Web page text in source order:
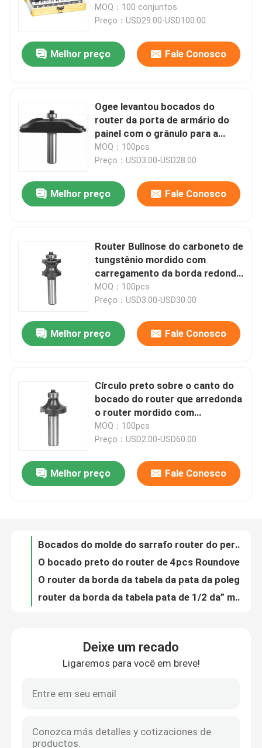
Casa
Produtos
Sobre nós
Controle da qualidade
Contacte-nos
Bocado reto do router
Bit do roteador comum
Woodworking
MOQ：100 conjuntos
Preço：USD29.00-USD100.00
Melhor preço Fale Conosco
Ogee levantou bocados do
router da porta de armário do
painel com o grânulo para a
tabela do router
MOQ：100pcs
Preço：USD3.00-USD28.00
Melhor preço Fale Conosco
Router Bullnose do carboneto de
tungstênio mordido com
carregamento da borda redonda
completa do guia
MOQ：100pcs
Preço：USD3.00-USD30.00
Melhor preço Fale Conosco
Círculo preto sobre o canto do
bocado do router que arredonda
o router mordido com
carregamento do guia
MOQ：100pcs
Preço：USD2.00-USD60.00
Melhor preço Fale Conosco
raio Bullnose do TCT do diâmetro pata de 1/2 de” o meio mordeu ferramentas de Betop
router da borda da tabela pata de 1/2 da” mordido com retorno para arredondar-se sobre a parte inferior
Angra do bocado do router do TCT e cortador de trituração barrocos franceses do sulco do grânulo
Betop 3 Wing Slot Cutter Router Bits com o 7pcs que entalha cortadores
Deixe um recado
Ligaremos para você em breve!